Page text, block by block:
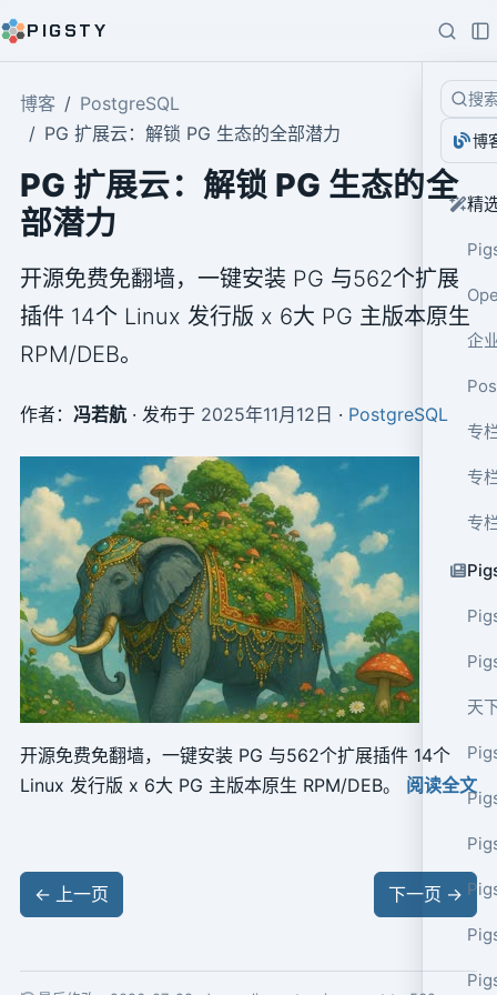
PIGSTY
搜
博
精
企
专
专
专
天
博客
PostgreSQL
PG 扩展云：解锁 PG 生态的全部潜力
PG 扩展云：解锁 PG 生态的全
部潜力
开源免费免翻墙，一键安装 PG 与562个扩展
插件 14个 Linux 发行版 x 6大 PG 主版本原生
RPM/DEB。
作者： 冯若航· 发布于 2025年11月12日 · PostgreSQL
开源免费免翻墙，一键安装 PG 与562个扩展插件 14个
Linux 发行版 x 6大 PG 主版本原生 RPM/DEB。 阅读全文
← 上一页 下一页 →